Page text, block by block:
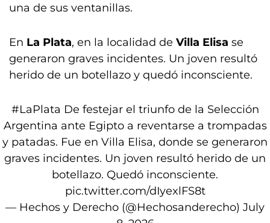
una de sus ventanillas.
En La Plata, en la localidad de Villa Elisa se
generaron graves incidentes. Un joven resultó
herido de un botellazo y quedó inconsciente.
#LaPlata De festejar el triunfo de la Selección
Argentina ante Egipto a reventarse a trompadas
y patadas. Fue en Villa Elisa, donde se generaron
graves incidentes. Un joven resultó herido de un
botellazo. Quedó inconsciente.
pic.twitter.com/dIyexlFS8t
— Hechos y Derecho (@Hechosanderecho) July